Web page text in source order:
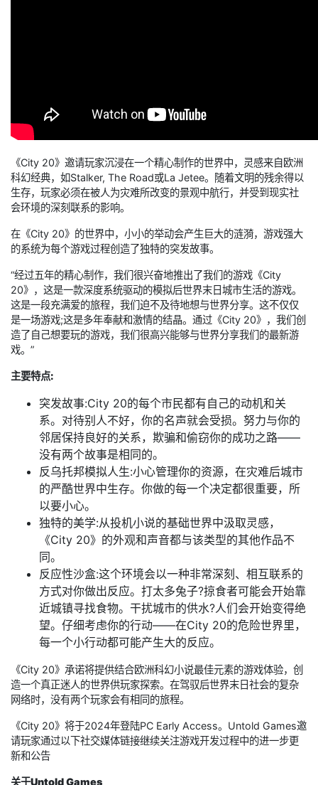
《City 20》邀请玩家沉浸在一个精心制作的世界中，灵感来自欧洲
科幻经典，如Stalker, The Road或La Jetee。随着文明的残余得以
生存，玩家必须在被人为灾难所改变的景观中航行，并受到现实社
会环境的深刻联系的影响。
在《City 20》的世界中，小小的举动会产生巨大的涟漪，游戏强大
的系统为每个游戏过程创造了独特的突发故事。
“经过五年的精心制作，我们很兴奋地推出了我们的游戏《City
20》，这是一款深度系统驱动的模拟后世界末日城市生活的游戏。
这是一段充满爱的旅程，我们迫不及待地想与世界分享。这不仅仅
是一场游戏;这是多年奉献和激情的结晶。通过《City 20》，我们创
造了自己想要玩的游戏，我们很高兴能够与世界分享我们的最新游
戏。”
主要特点:
突发故事:City 20的每个市民都有自己的动机和关
系。对待别人不好，你的名声就会受损。努力与你的
邻居保持良好的关系，欺骗和偷窃你的成功之路——
没有两个故事是相同的。
反乌托邦模拟人生:小心管理你的资源，在灾难后城市
的严酷世界中生存。你做的每一个决定都很重要，所
以要小心。
独特的美学:从投机小说的基础世界中汲取灵感，
《City 20》的外观和声音都与该类型的其他作品不
同。
反应性沙盒:这个环境会以一种非常深刻、相互联系的
方式对你做出反应。打太多兔子?掠食者可能会开始靠
近城镇寻找食物。干扰城市的供水?人们会开始变得绝
望。仔细考虑你的行动——在City 20的危险世界里，
每一个小行动都可能产生大的反应。
《City 20》承诺将提供结合欧洲科幻小说最佳元素的游戏体验，创
造一个真正迷人的世界供玩家探索。在驾驭后世界末日社会的复杂
网络时，没有两个玩家会有相同的旅程。
《City 20》将于2024年登陆PC Early Access。Untold Games邀
请玩家通过以下社交媒体链接继续关注游戏开发过程中的进一步更
新和公告
关于Untold Games